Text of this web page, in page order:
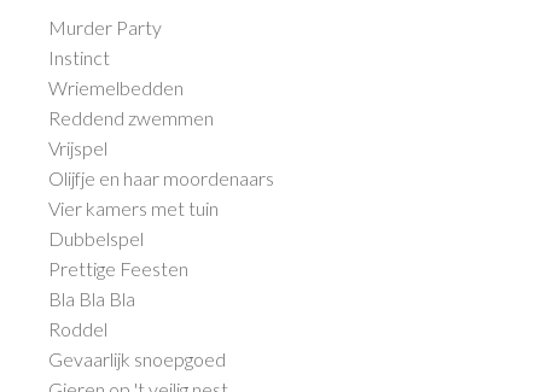
Murder Party
Instinct
Wriemelbedden
Reddend zwemmen
Vrijspel
Olijfje en haar moordenaars
Vier kamers met tuin
Dubbelspel
Prettige Feesten
Bla Bla Bla
Roddel
Gevaarlijk snoepgoed